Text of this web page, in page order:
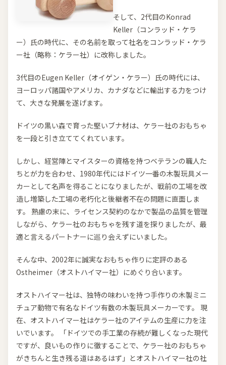
そして、2代目のKonrad
Keller（コンラッド・ケラ
ー）氏の時代に、その名前を取って社名をコンラッド・ケラ
ー社（略称：ケラー社）に改称しました。
3代目のEugen Keller（オイゲン・ケラー）氏の時代には、
ヨーロッパ諸国やアメリカ、カナダなどに輸出する力をつけ
て、大きな発展を遂げます。
ドイツの黒い森で育った堅いブナ材は、ケラー社のおもちゃ
を一段と引き立ててくれています。
しかし、経営陣とマイスターの資格を持つベテランの職人た
ちとが力を合わせ、1980年代にはドイツ一番の木製玩具メー
カーとして名声を得ることになりましたが、戦前の工場を改
造し増築した工場の老朽化と後継者不在の問題に直面しま
す。 熟慮の末に、ライセンス契約のなかで製品の品質を管理
しながら、ケラー社のおもちゃを残す道を探りましたが、最
適と言えるパートナーに巡り会えずにいました。
そんな中、2002年に誠実なおもちゃ作りに定評のある
Ostheimer（オストハイマー社）にめぐり合います。
オストハイマー社は、独特の味わいを持つ手作りの木製ミニ
チュア動物で有名なドイツ有数の木製玩具メーカーです。 現
在、オストハイマー社はケラー社のアイテムの生産に力を注
いでいます。 「ドイツでの手工業の存続が難しくなった現代
ですが、良いもの作りに徹することで、ケラー社のおもちゃ
がきちんと生き残る道はあるはず」とオストハイマー社の社